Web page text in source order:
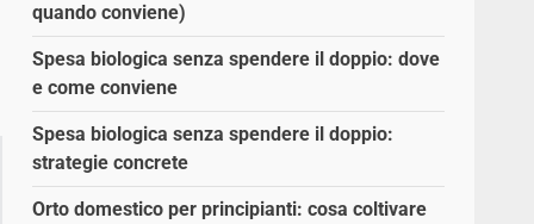
quando conviene)
Spesa biologica senza spendere il doppio: dove
e come conviene
Spesa biologica senza spendere il doppio:
strategie concrete
Orto domestico per principianti: cosa coltivare